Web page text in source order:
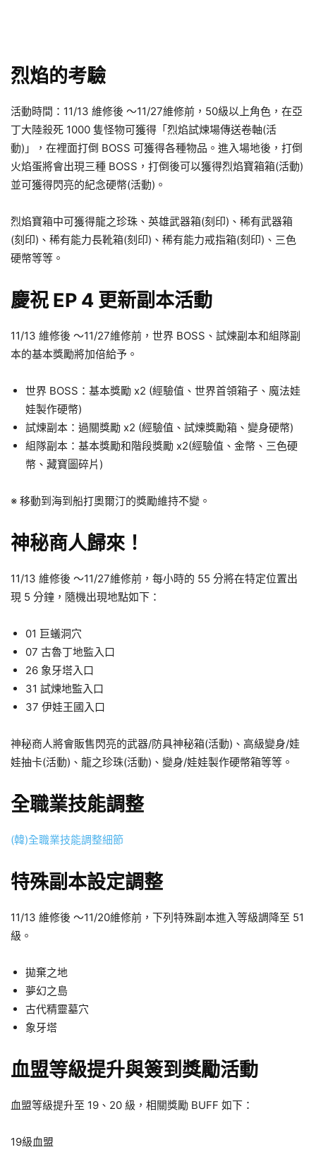
烈焰的考驗
活動時間：11/13 維修後 ～11/27維修前，50級以上角色，在亞
丁大陸殺死 1000 隻怪物可獲得「烈焰試煉場傳送卷軸(活
動)」，在裡面打倒 BOSS 可獲得各種物品。進入場地後，打倒
火焰蛋將會出現三種 BOSS，打倒後可以獲得烈焰寶箱箱(活動)
並可獲得閃亮的紀念硬幣(活動)。
烈焰寶箱中可獲得龍之珍珠、英雄武器箱(刻印)、稀有武器箱
(刻印)、稀有能力長靴箱(刻印)、稀有能力戒指箱(刻印)、三色
硬幣等等。
慶祝 EP 4 更新副本活動
11/13 維修後 ～11/27維修前，世界 BOSS、試煉副本和組隊副
本的基本獎勵將加倍給予。
世界 BOSS：基本獎勵 x2 (經驗值、世界首領箱子、魔法娃
娃製作硬幣)
試煉副本：過關獎勵 x2 (經驗值、試煉獎勵箱、變身硬幣)
組隊副本：基本獎勵和階段獎勵 x2(經驗值、金幣、三色硬
幣、藏寶圖碎片)
※ 移動到海到船打奧爾汀的獎勵維持不變。
神秘商人歸來！
11/13 維修後 ～11/27維修前，每小時的 55 分將在特定位置出
現 5 分鐘，隨機出現地點如下：
01 巨蟻洞穴
07 古魯丁地監入口
26 象牙塔入口
31 試煉地監入口
37 伊娃王國入口
神秘商人將會販售閃亮的武器/防具神秘箱(活動)、高級變身/娃
娃抽卡(活動)、龍之珍珠(活動)、變身/娃娃製作硬幣箱等等。
全職業技能調整
(韓)全職業技能調整細節
特殊副本設定調整
11/13 維修後 ～11/20維修前，下列特殊副本進入等級調降至 51
級。
拋棄之地
夢幻之島
古代精靈墓穴
象牙塔
血盟等級提升與簽到獎勵活動
血盟等級提升至 19、20 級，相關獎勵 BUFF 如下：
19級血盟